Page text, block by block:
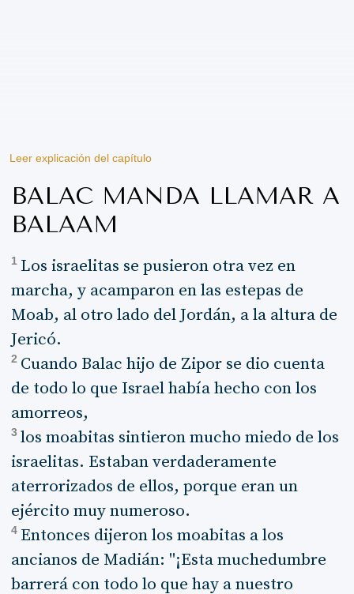
Leer explicación del capítulo
BALAC MANDA LLAMAR A
BALAAM
1 Los israelitas se pusieron otra vez en
marcha, y acamparon en las estepas de
Moab, al otro lado del Jordán, a la altura de
Jericó.
2 Cuando Balac hijo de Zipor se dio cuenta
de todo lo que Israel había hecho con los
amorreos,
3 los moabitas sintieron mucho miedo de los
israelitas. Estaban verdaderamente
aterrorizados de ellos, porque eran un
ejército muy numeroso.
4 Entonces dijeron los moabitas a los
ancianos de Madián: "¡Esta muchedumbre
barrerá con todo lo que hay a nuestro